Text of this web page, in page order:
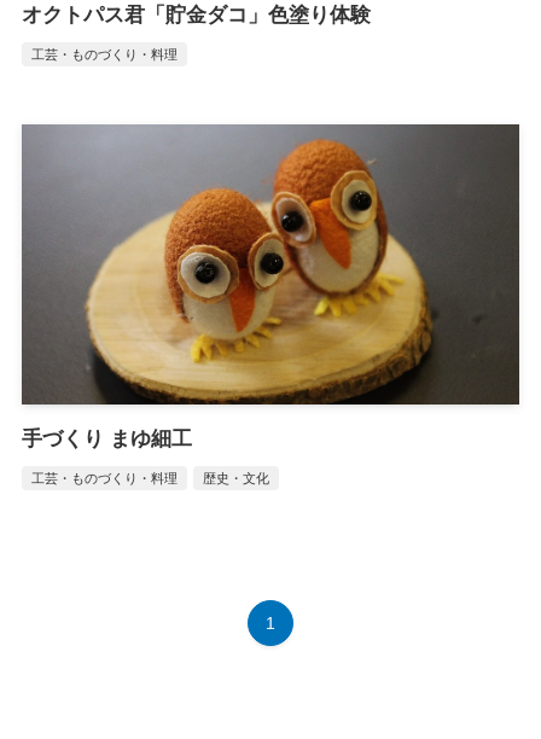
オクトパス君「貯金ダコ」色塗り体験
工芸・ものづくり・料理
手づくり まゆ細工
工芸・ものづくり・料理 歴史・文化
1